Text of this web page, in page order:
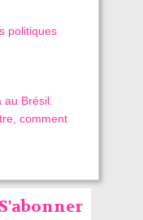
politiques
au Brésil.
comment
S'abonner